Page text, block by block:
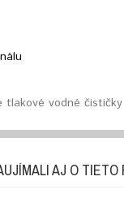
tlakové vodné čističky
AJ O TIETO